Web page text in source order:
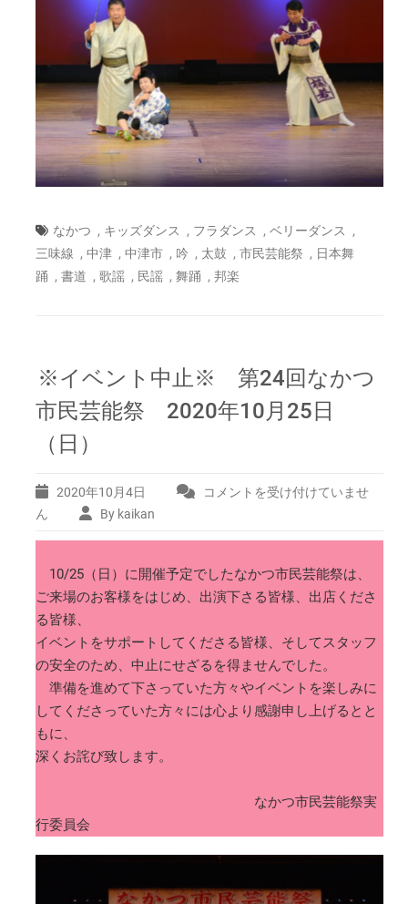
なかつ , キッズダンス , フラダンス , ベリーダンス ,
三味線 , 中津 , 中津市 , 吟 , 太鼓 , 市民芸能祭 , 日本舞
踊 , 書道 , 歌謡 , 民謡 , 舞踊 , 邦楽
※イベント中止※ 第24回なかつ
市民芸能祭 2020年10月25日
（日）
2020年10月4日
※
ト
中
止
第
24
回
な
か
祭
2020
10
コメントを受け付けていませ
ん
By kaikan
10/25（日）に開催予定でしたなかつ市民芸能祭は、
ご来場のお客様をはじめ、出演下さる皆様、出店くださ
る皆様、
イベントをサポートしてくださる皆様、そしてスタッフ
の安全のため、中止にせざるを得ませんでした。
準備を進めて下さっていた方々やイベントを楽しみに
してくださっていた方々には心より感謝申し上げるとと
もに、
深くお詫び致します。
なかつ市民芸能祭実
行委員会